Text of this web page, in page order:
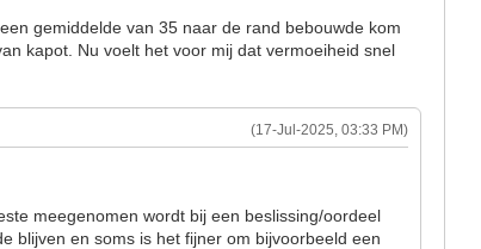
gemiddelde van 35 naar de rand bebouwde kom
kapot. Nu voelt het voor mij dat vermoeiheid snel
(17-Jul-2025, 03:33 PM)
meegenomen wordt bij een beslissing/oordeel
blijven en soms is het fijner om bijvoorbeeld een